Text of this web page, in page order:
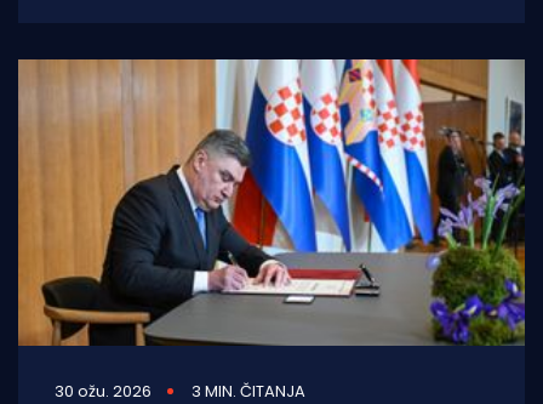
30 ožu. 2026 3 MIN. ČITANJA